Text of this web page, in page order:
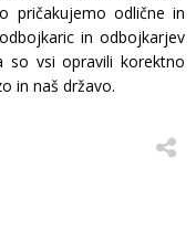
pričakujemo odlične in
in odbojkarjev
so vsi opravili korektno
in naš državo.